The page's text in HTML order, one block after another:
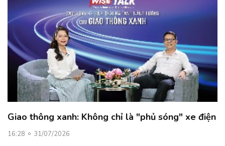
Giao thông xanh: Không chỉ là "phủ sóng" xe điện
16:28 31/07/2026